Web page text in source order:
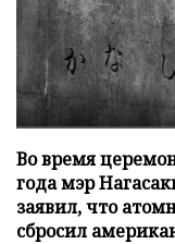
Во время
года мэр
заявил, что
сбросил